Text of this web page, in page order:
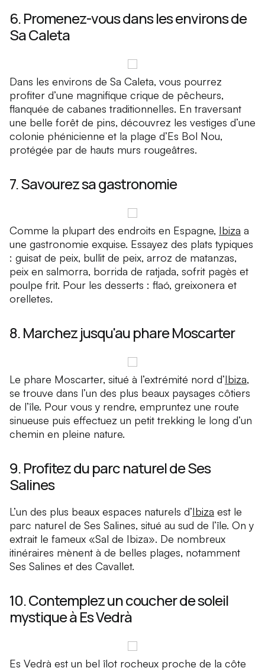
6. Promenez-vous dans les environs de
Sa Caleta
Dans les environs de Sa Caleta, vous pourrez
profiter d’une magnifique crique de pêcheurs,
flanquée de cabanes traditionnelles. En traversant
une belle forêt de pins, découvrez les vestiges d’une
colonie phénicienne et la plage d’Es Bol Nou,
protégée par de hauts murs rougeâtres.
7. Savourez sa gastronomie
Comme la plupart des endroits en Espagne, Ibiza a
une gastronomie exquise. Essayez des plats typiques
: guisat de peix, bullit de peix, arroz de matanzas,
peix en salmorra, borrida de ratjada, sofrit pagès et
poulpe frit. Pour les desserts : flaó, greixonera et
orelletes.
8. Marchez jusqu'au phare Moscarter
Le phare Moscarter, situé à l’extrémité nord d’Ibiza,
se trouve dans l’un des plus beaux paysages côtiers
de l’île. Pour vous y rendre, empruntez une route
sinueuse puis effectuez un petit trekking le long d’un
chemin en pleine nature.
9. Profitez du parc naturel de Ses
Salines
L’un des plus beaux espaces naturels d’Ibiza est le
parc naturel de Ses Salines, situé au sud de l’île. On y
extrait le fameux «Sal de Ibiza». De nombreux
itinéraires mènent à de belles plages, notamment
Ses Salines et des Cavallet.
10. Contemplez un coucher de soleil
mystique à Es Vedrà
Es Vedrà est un bel îlot rocheux proche de la côte